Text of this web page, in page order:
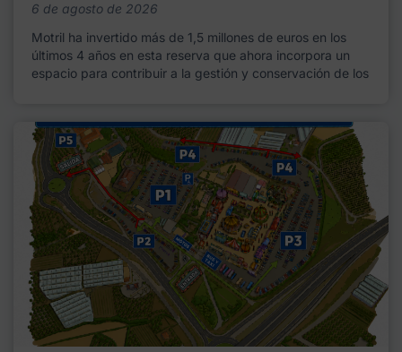
6 de agosto de 2026
Motril ha invertido más de 1,5 millones de euros en los
últimos 4 años en esta reserva que ahora incorpora un
espacio para contribuir a la gestión y conservación de los